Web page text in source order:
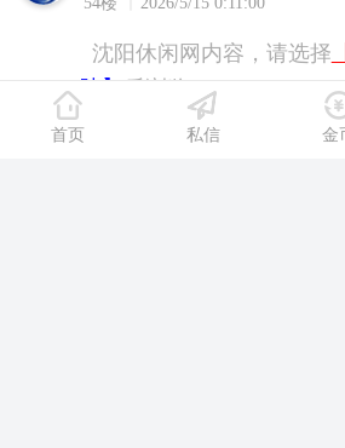
沈阳休闲网内容，请选择
后浏览！
首页 私信 金